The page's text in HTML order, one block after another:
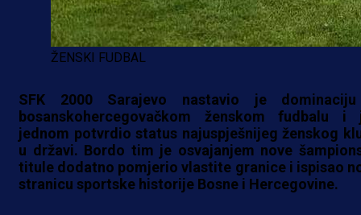
ŽENSKI FUDBAL
SFK 2000 Sarajevo nastavio je
bosanskohercegovačkom ženskom fudbalu i
jednom potvrdio status najuspješnijeg ženskog
u državi. Bordo tim je osvajanjem nove
titule dodatno pomjerio vlastite granice i ispisao
stranicu sportske historije Bosne i Hercegovine.